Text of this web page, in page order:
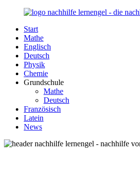
Zurück
Inhalt
Nachhilfe-
Lernengel.de
Unsere
Nachhilfe-
Eule
berät
zum
Damit
Lernen
Spaß
Start
Mathe
Englisch
Deutsch
Physik
Chemie
Grundschule
Mathe
Deutsch
Französisch
Latein
News